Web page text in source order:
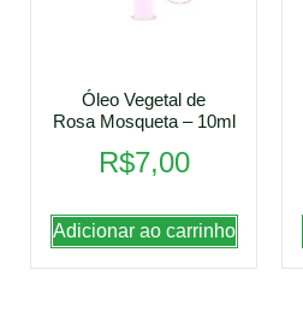
Óleo Vegetal de
Rosa Mosqueta – 10ml
R$7,00
Adicionar ao carrinho